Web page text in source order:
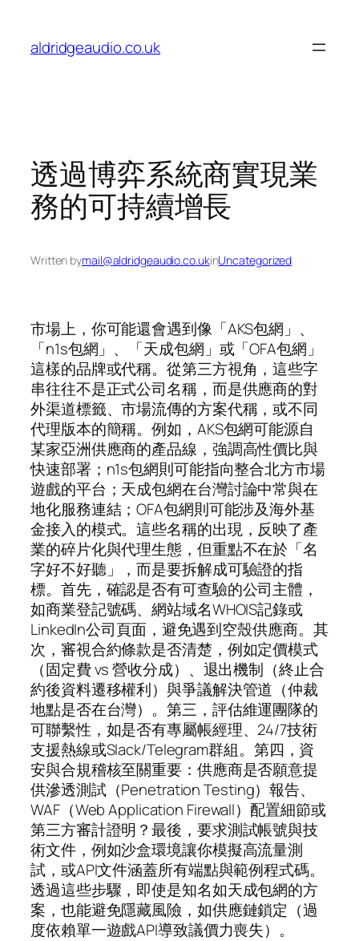
content
aldridgeaudio.co.uk
透過博弈系統商實現業
務的可持續增長
Written bymail@aldridgeaudio.co.ukinUncategorized
市場上，你可能還會遇到像「AKS包網」、
「n1s包網」、「天成包網」或「OFA包網」
這樣的品牌或代稱。從第三方視角，這些字
串往往不是正式公司名稱，而是供應商的對
外渠道標籤、市場流傳的方案代稱，或不同
代理版本的簡稱。例如，AKS包網可能源自
某家亞洲供應商的產品線，強調高性價比與
快速部署；n1s包網則可能指向整合北方市場
遊戲的平台；天成包網在台灣討論中常與在
地化服務連結；OFA包網則可能涉及海外基
金接入的模式。這些名稱的出現，反映了產
業的碎片化與代理生態，但重點不在於「名
字好不好聽」，而是要拆解成可驗證的指
標。首先，確認是否有可查驗的公司主體，
如商業登記號碼、網站域名WHOIS記錄或
LinkedIn公司頁面，避免遇到空殼供應商。其
次，審視合約條款是否清楚，例如定價模式
（固定費 vs 營收分成）、退出機制（終止合
約後資料遷移權利）與爭議解決管道（仲裁
地點是否在台灣）。第三，評估維運團隊的
可聯繫性，如是否有專屬帳經理、24/7技術
支援熱線或Slack/Telegram群組。第四，資
安與合規稽核至關重要：供應商是否願意提
供滲透測試（Penetration Testing）報告、
WAF（Web Application Firewall）配置細節或
第三方審計證明？最後，要求測試帳號與技
術文件，例如沙盒環境讓你模擬高流量測
試，或API文件涵蓋所有端點與範例程式碼。
透過這些步驟，即使是知名如天成包網的方
案，也能避免隱藏風險，如供應鏈鎖定（過
度依賴單一遊戲API導致議價力喪失）。